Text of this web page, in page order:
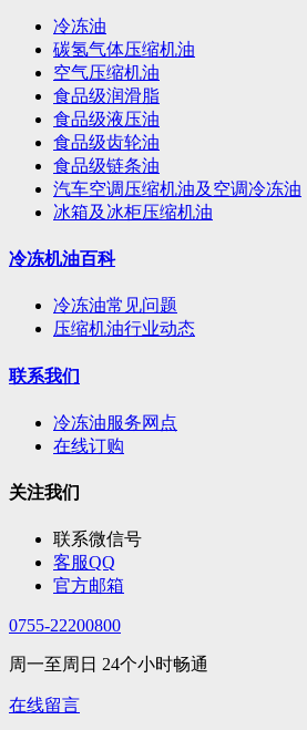
冷冻油
碳氢气体压缩机油
空气压缩机油
食品级润滑脂
食品级液压油
食品级齿轮油
食品级链条油
汽车空调压缩机油及空调冷冻油
冰箱及冰柜压缩机油
冷冻机油百科
冷冻油常见问题
压缩机油行业动态
联系我们
冷冻油服务网点
在线订购
关注我们
联系微信号
客服QQ
官方邮箱
0755-22200800
周一至周日 24个小时畅通
在线留言